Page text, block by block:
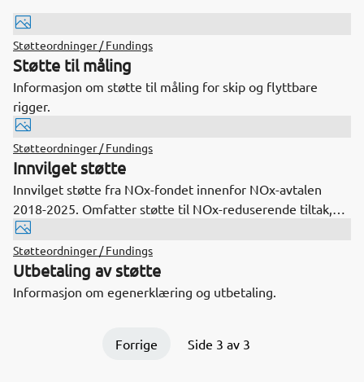
Støtteordninger / Fundings
Støtte til måling
Informasjon om støtte til måling for skip og flyttbare
rigger.
Støtteordninger / Fundings
Innvilget støtte
Innvilget støtte fra NOx-fondet innenfor NOx-avtalen
2018-2025. Omfatter støtte til NOx-reduserende tiltak,
målinger og service og vedlikehold på SCR-anlegg.
Støtteordninger / Fundings
Utbetaling av støtte
Informasjon om egenerklæring og utbetaling.
Forrige Side 3 av 3